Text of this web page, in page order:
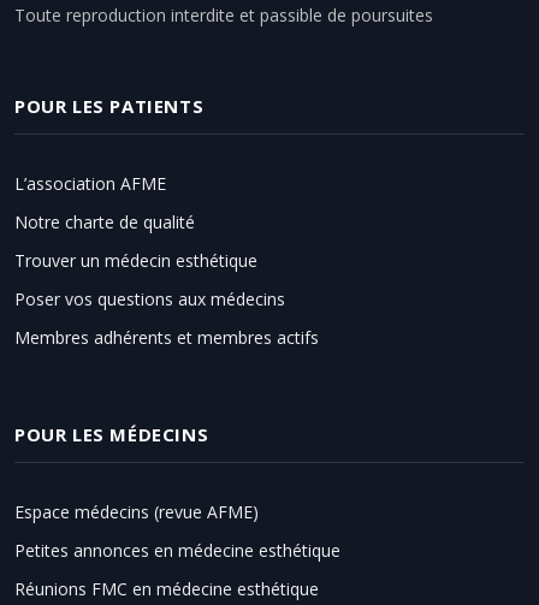
Toute reproduction interdite et passible de poursuites
POUR LES PATIENTS
L’association AFME
Notre charte de qualité
Trouver un médecin esthétique
Poser vos questions aux médecins
Membres adhérents et membres actifs
POUR LES MÉDECINS
Espace médecins (revue AFME)
Petites annonces en médecine esthétique
Réunions FMC en médecine esthétique